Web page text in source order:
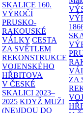
SKALICE 160.
VÝROČÍ
PRUSKO-
RAKOUSKÉ
VÁLKY CESTA
ZA SVĚTLEM
REKONSTRUKCE
VOJENSKÉHO
HŘBITOVA
V ČESKÉ
SKALICI 2023–
2025 KDYŽ MUŽI
(NE)JDOU DO
ZA